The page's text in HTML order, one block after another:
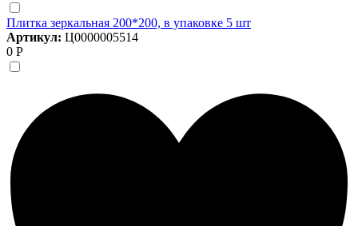
Плитка зеркальная 200*200, в упаковке 5 шт
Артикул: Ц0000005514
0 Р